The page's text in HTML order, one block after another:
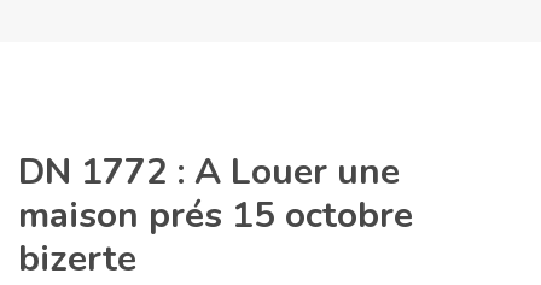
DN 1772 : A Louer une
maison prés 15 octobre
bizerte